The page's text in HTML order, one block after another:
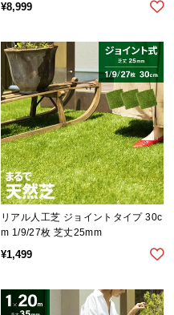
¥8,999
リアル人工芝 ジョイントタイプ 30c
m 1/9/27枚 芝丈25mm
¥1,499